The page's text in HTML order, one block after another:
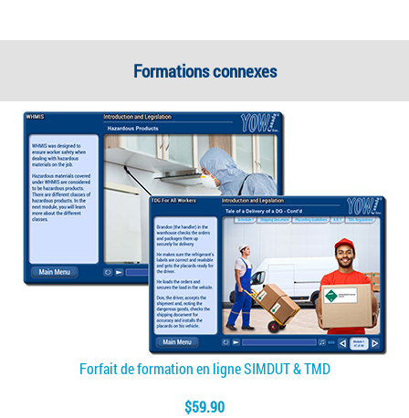
Formations connexes
Forfait de formation en ligne SIMDUT & TMD
$59.90